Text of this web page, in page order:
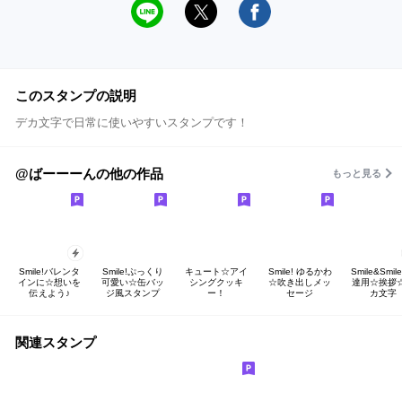
このスタンプの説明
デカ文字で日常に使いやすいスタンプです！
@ばーーーんの他の作品 もっと見る
Smile!バレンタ
インに☆想いを
伝えよう♪
Smile!ぷっくり
可愛い☆缶バッ
ジ風スタンプ
キュート☆アイ
シングクッキ
ー！
Smile! ゆるかわ
☆吹き出しメッ
セージ
達用☆挨拶
カ文字
関連スタンプ